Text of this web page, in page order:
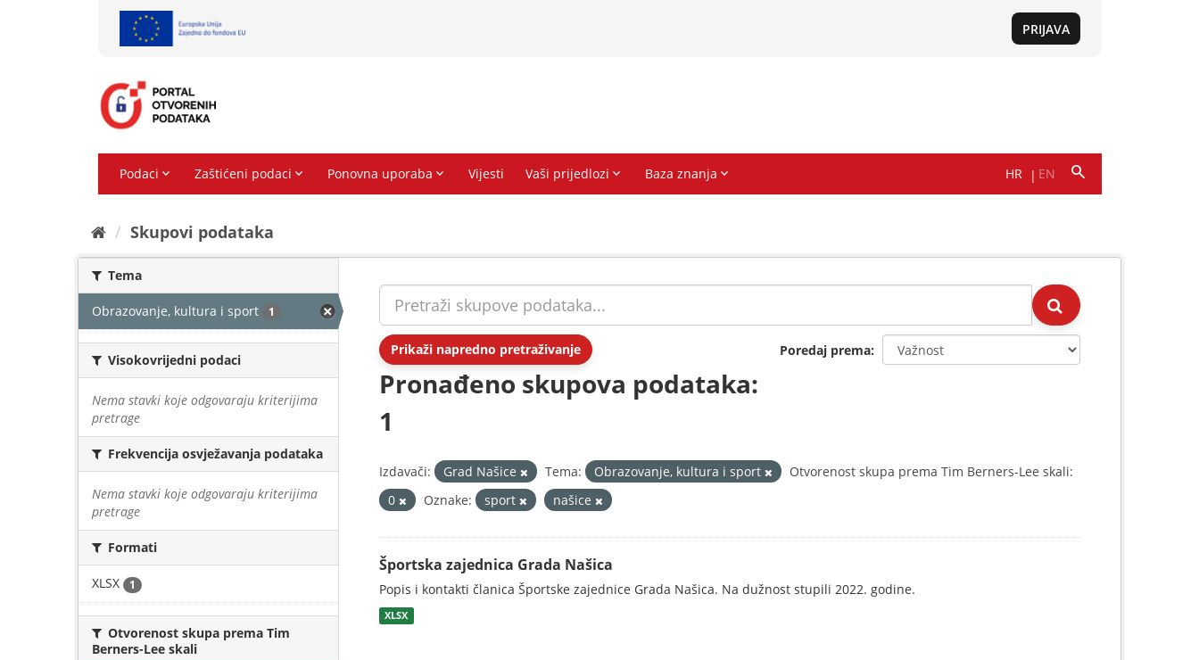
Skupovi podаtаkа
Tema
Obrazovanje, kultura i sport 1
Visokovrijedni podaci
Nema stavki koje odgovaraju kriterijima
pretrage
Frekvencija osvježavanja podataka
Nema stavki koje odgovaraju kriterijima
pretrage
Formati
XLSX 1
Otvorenost skupa prema Tim
Berners-Lee skali
Prikaži napredno pretraživanje Poredaj prema
Pronađeno skupova podataka:
1
Izdavači: Grad Našice Tema: Obrazovanje, kultura i sport
Otvorenost skupa prema Tim Berners-Lee skali:
0
Oznake: sport našice
Športska zajednica Grada Našica
Popis i kontakti članica Športske zajednice Grada Našica. Na dužnost stupili 2022. godine.
XLSX